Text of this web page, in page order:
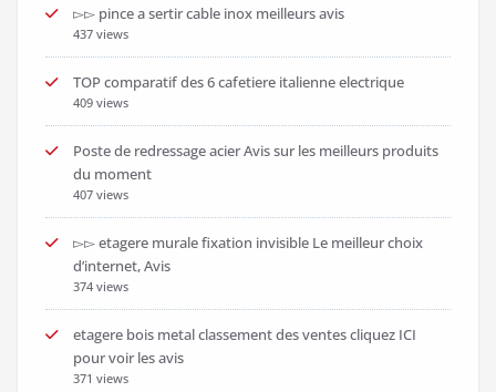
▻▻ pince a sertir cable inox meilleurs avis
437 views
TOP comparatif des 6 cafetiere italienne electrique
409 views
Poste de redressage acier Avis sur les meilleurs produits
du moment
407 views
▻▻ etagere murale fixation invisible Le meilleur choix
d’internet, Avis
374 views
etagere bois metal classement des ventes cliquez ICI
pour voir les avis
371 views